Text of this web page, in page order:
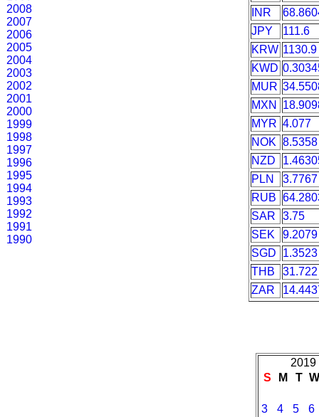
2008
2007
2006
2005
2004
2003
2002
2001
2000
1999
1998
1997
1996
1995
1994
1993
1992
1991
1990
INR
JPY
111.6
KRW 1130.9
KWD
MUR
MXN
MYR 4.077
NOK
8.5358
NZD
PLN
3.7767
RUB
SAR
3.75
SEK
9.2079
SGD
1.3523
THB
31.722
ZAR
2019
S
M T
3 4 5
6